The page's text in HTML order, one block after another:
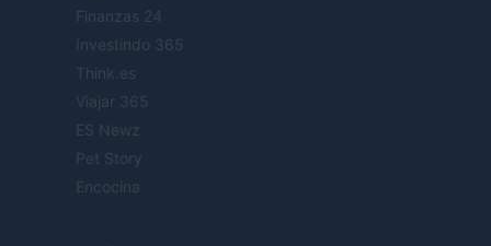
Finanzas 24
Investindo 365
Think.es
Viajar 365
ES Newz
Pet Story
Encocina